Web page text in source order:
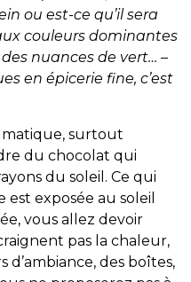
ou est-ce qu’il sera
couleurs dominantes
nuances de vert… –
en épicerie fine, c’est
surtout
du chocolat qui
du soleil. Ce qui
exposée au soleil
vous allez devoir
pas la chaleur,
d’ambiance, des boîtes,